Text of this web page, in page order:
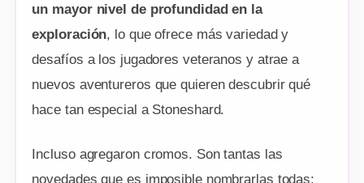
un mayor nivel de profundidad en la
exploración, lo que ofrece más variedad y
desafíos a los jugadores veteranos y atrae a
nuevos aventureros que quieren descubrir qué
hace tan especial a Stoneshard.
Incluso agregaron cromos. Son tantas las
novedades que es imposible nombrarlas todas: